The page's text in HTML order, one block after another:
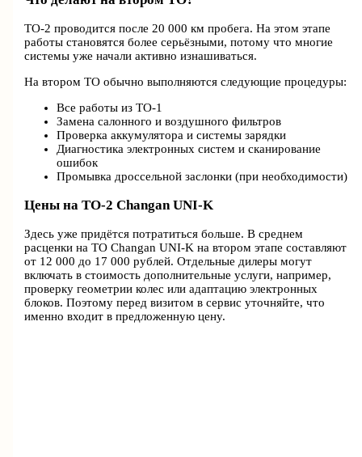
ТО-2 проводится после 20 000 км пробега. На этом этапе
работы становятся более серьёзными, потому что многие
системы уже начали активно изнашиваться.
На втором ТО обычно выполняются следующие процедуры:
Все работы из ТО-1
Замена салонного и воздушного фильтров
Проверка аккумулятора и системы зарядки
Диагностика электронных систем и сканирование
ошибок
Промывка дроссельной заслонки (при необходимости)
Цены на ТО-2 Changan UNI-K
Здесь уже придётся потратиться больше. В среднем
расценки на ТО Changan UNI-K на втором этапе составляют
от 12 000 до 17 000 рублей. Отдельные дилеры могут
включать в стоимость дополнительные услуги, например,
проверку геометрии колес или адаптацию электронных
блоков. Поэтому перед визитом в сервис уточняйте, что
именно входит в предложенную цену.